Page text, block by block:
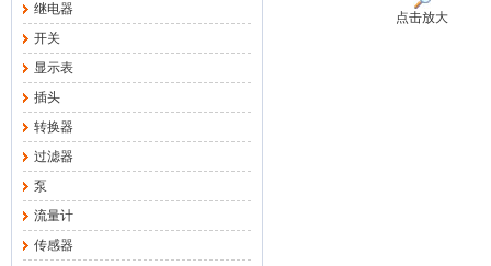
继电器
开关
显示表
插头
转换器
过滤器
泵
流量计
传感器
点击放大